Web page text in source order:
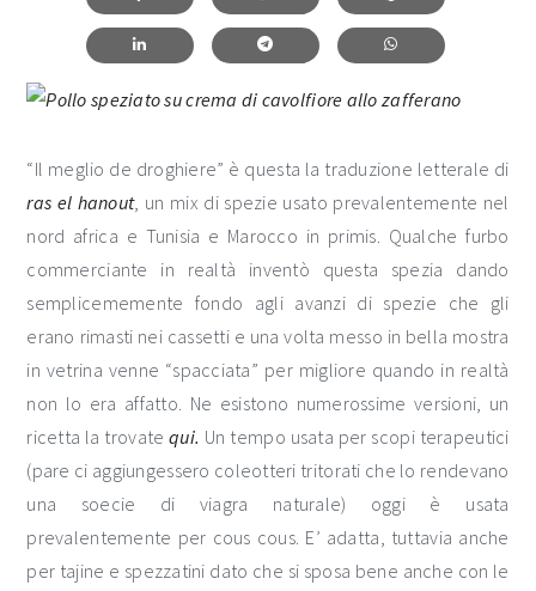
“Il meglio de droghiere” è questa la traduzione letterale di
ras el hanout, un mix di spezie usato prevalentemente nel
nord africa e Tunisia e Marocco in primis. Qualche furbo
commerciante in realtà inventò questa spezia dando
semplicememente fondo agli avanzi di spezie che gli
erano rimasti nei cassetti e una volta messo in bella mostra
in vetrina venne “spacciata” per migliore quando in realtà
non lo era affatto. Ne esistono numerossime versioni, un
ricetta la trovatequi. Un tempo usata per scopi terapeutici
(pare ci aggiungessero coleotteri tritorati che lo rendevano
una soecie di viagra naturale) oggi è usata
prevalentemente per cous cous. E’ adatta, tuttavia anche
per tajine e spezzatini dato che si sposa bene anche con le